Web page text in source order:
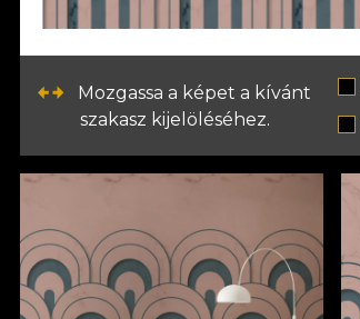
Mozgassa a képet a kívánt
szakasz kijelöléséhez.